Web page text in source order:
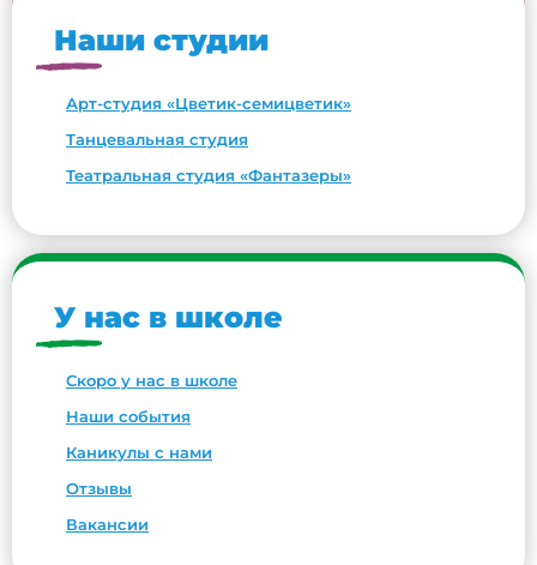
Наши студии
Арт-студия «Цветик-семицветик»
Танцевальная студия
Театральная студия «Фантазеры»
У нас в школе
Скоро у нас в школе
Наши события
Каникулы с нами
Отзывы
Вакансии